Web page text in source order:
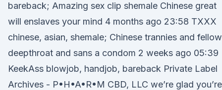
bareback; Amazing sex clip shemale Chinese great
will enslaves your mind 4 months ago 23:58 TXXX
chinese, asian, shemale; Chinese trannies and fellow
deepthroat and sans a condom 2 weeks ago 05:39
KeekAss blowjob, handjob, bareback Private Label
Archives - P•H•A•R•M CBD, LLC we’re glad you’re